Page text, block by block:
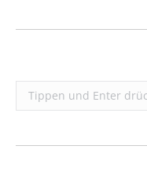
Search: